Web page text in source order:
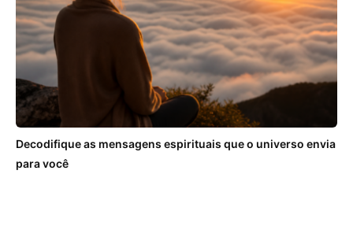
Decodifique as mensagens espirituais que o universo envia
para você